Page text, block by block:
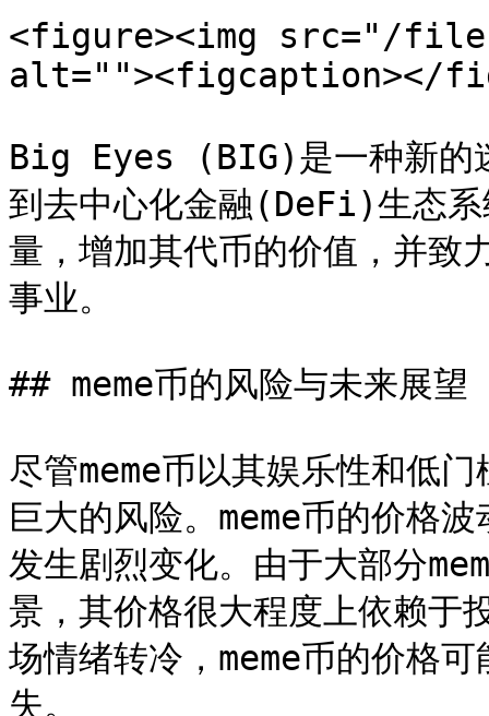
<figure><img src="/files/
alt=""><figcaption></
Big Eyes (BIG)是一种新的
到去中心化金融(DeFi)生态系
量，增加其代币的价值，并致
事业。
## meme币的风险与未来展望
尽管meme币以其娱乐性和低
巨大的风险。meme币的价格
发生剧烈变化。由于大部分
景，其价格很大程度上依赖于
场情绪转冷，meme币的价格
失。